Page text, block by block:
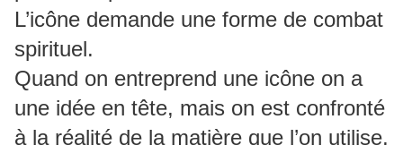
L’icône demande une forme de combat
spirituel.
Quand on entreprend une icône on a
une idée en tête, mais on est confronté
à la réalité de la matière que l’on utilise,